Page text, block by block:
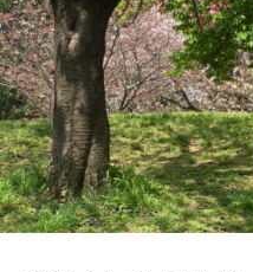
2026年4月号「未来
2026年3月号「
2026年2月号「良
2026年1月号「